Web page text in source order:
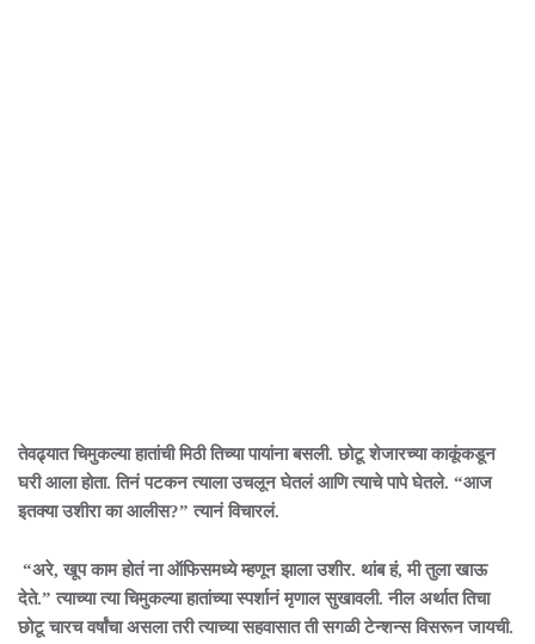
तेवढ्यात चिमुकल्या हातांची मिठी तिच्या पायांना बसली. छोटू शेजारच्या काकूंकडून
घरी आला होता. तिनं पटकन त्याला उचलून घेतलं आणि त्याचे पापे घेतले. “आज
इतक्या उशीरा का आलीस?” त्यानं विचारलं.
“अरे, खूप काम होतं ना ऑफिसमध्ये म्हणून झाला उशीर. थांब हं, मी तुला खाऊ
देते.” त्याच्या त्या चिमुकल्या हातांच्या स्पर्शानं मृणाल सुखावली. नील अर्थात तिचा
छोटू चारच वर्षांचा असला तरी त्याच्या सहवासात ती सगळी टेन्शन्स विसरून जायची.